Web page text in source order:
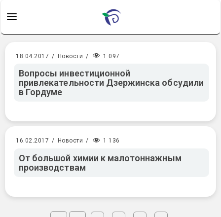
18.04.2017 / Новости / 1 097
Вопросы инвестиционной
привлекательности Дзержинска обсудили
в Гордуме
16.02.2017 / Новости / 1 136
От большой химии к малотоннажным
производствам